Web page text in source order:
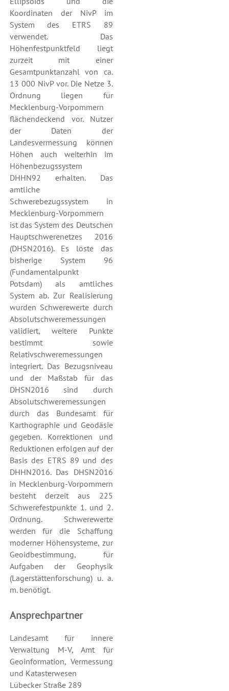
Koordinaten der NivP im
System des ETRS 89
verwendet. Das
Höhenfestpunktfeld liegt
zurzeit mit einer
Gesamtpunktanzahl von ca.
13 000 NivP vor. Die Netze 3.
Ordnung liegen für
Mecklenburg-Vorpommern
flächendeckend vor. Nutzer
der Daten der
Landesvermessung können
Höhen auch weiterhin im
Höhenbezugssystem
DHHN92 erhalten. Das
amtliche
Schwerebezugssystem in
Mecklenburg-Vorpommern
ist das System des Deutschen
Hauptschwerenetzes 2016
(DHSN2016). Es löste das
bisherige System 96
(Fundamentalpunkt
Potsdam) als amtliches
System ab. Zur Realisierung
wurden Schwerewerte durch
Absolutschweremessungen
validiert, weitere Punkte
bestimmt sowie
Relativschweremessungen
integriert. Das Bezugsniveau
und der Maßstab für das
DHSN2016 sind durch
Absolutschweremessungen
durch das Bundesamt für
Karthographie und Geodäsie
gegeben. Korrektionen und
Reduktionen erfolgen auf der
Basis des ETRS 89 und des
DHHN2016. Das DHSN2016
in Mecklenburg-Vorpommern
besteht derzeit aus 225
Schwerefestpunkte 1. und 2.
Ordnung. Schwerewerte
werden für die Schaffung
moderner Höhensysteme, zur
Geoidbestimmung, für
Aufgaben der Geophysik
(Lagerstättenforschung) u. a.
m. benötigt.
Ansprechpartner
Landesamt für innere
Verwaltung M-V, Amt für
Geoinformation, Vermessung
und Katasterwesen
Lübecker Straße 289